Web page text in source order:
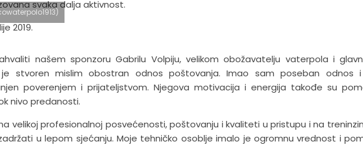
svaka dalja aktivnost.
našem sponzoru Gabrilu Volpiju, velikom obožavatelju vaterpola i
je stvoren mislim obostran odnos poštovanja. Imao sam poseban odnos
poverenjem i prijateljstvom. Njegova motivacija i energija takođe su
nivo predanosti.
velikoj profesionalnoj posvećenosti, poštovanju i kvaliteti u pristupu i na
u lepom sjećanju. Moje tehničko osoblje imalo je ogromnu vrednost i